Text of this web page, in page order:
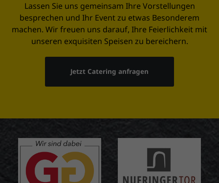
Lassen Sie uns gemeinsam Ihre Vorstellungen
besprechen und Ihr Event zu etwas Besonderem
machen. Wir freuen uns darauf, Ihre Feierlichkeit mit
unseren exquisiten Speisen zu bereichern.
Jetzt Catering anfragen